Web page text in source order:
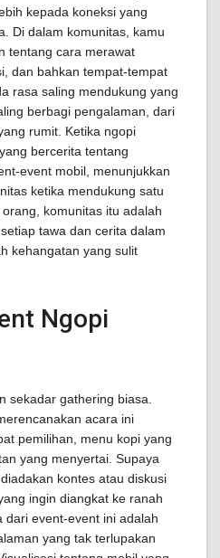
kepada koneksi yang
Di dalam komunitas, kamu
tentang cara merawat
dan bahkan tempat-tempat
rasa saling mendukung yang
berbagi pengalaman, dari
rumit. Ketika ngopi
bercerita tentang
event mobil, menunjukkan
ketika mendukung satu
komunitas itu adalah
tawa dan cerita dalam
kehangatan yang sulit
Ngopi
sekadar gathering biasa.
acara ini
pemilihan, menu kopi yang
yang menyertai. Supaya
kontes atau diskusi
ingin diangkat ke ranah
dari event-event ini adalah
yang tak terlupakan